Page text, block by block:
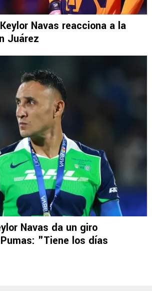
Navas reacciona a la
Juárez
Navas da un giro
"Tiene los días